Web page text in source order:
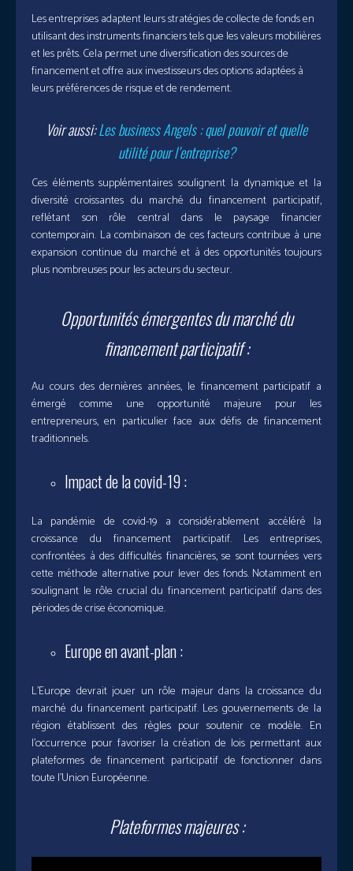
Les entreprises adaptent leurs stratégies de collecte de fonds en
utilisant des instruments financiers tels que les valeurs mobilières
et les prêts. Cela permet une diversification des sources de
financement et offre aux investisseurs des options adaptées à
leurs préférences de risque et de rendement.
Voir aussi:Les business Angels : quel pouvoir et quelle
utilité pour l’entreprise?
Ces éléments supplémentaires soulignent la dynamique et la
diversité croissantes du marché du financement participatif,
reflétant son rôle central dans le paysage financier
contemporain. La combinaison de ces facteurs contribue à une
expansion continue du marché et à des opportunités toujours
plus nombreuses pour les acteurs du secteur.
Opportunités émergentes du marché du
financement participatif :
Au cours des dernières années, le financement participatif a
émergé comme une opportunité majeure pour les
entrepreneurs, en particulier face aux défis de financement
traditionnels.
Impact de la covid-19 :
La pandémie de covid-19 a considérablement accéléré la
croissance du financement participatif. Les entreprises,
confrontées à des difficultés financières, se sont tournées vers
cette méthode alternative pour lever des fonds. Notamment en
soulignant le rôle crucial du financement participatif dans des
périodes de crise économique.
Europe en avant-plan :
L’Europe devrait jouer un rôle majeur dans la croissance du
marché du financement participatif. Les gouvernements de la
région établissent des règles pour soutenir ce modèle. En
l’occurrence pour favoriser la création de lois permettant aux
plateformes de financement participatif de fonctionner dans
toute l’Union Européenne.
Plateformes majeures :